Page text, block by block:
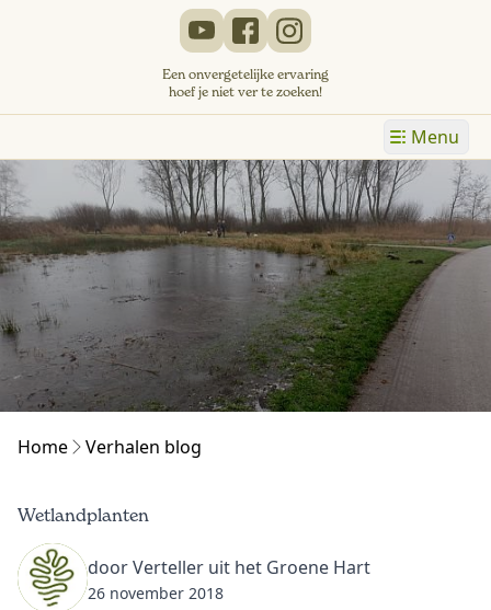
Een onvergetelijke ervaring
hoef je niet ver te zoeken!
Menu
Home Verhalen blog
Wetlandplanten
door Verteller uit het Groene Hart
26 november 2018